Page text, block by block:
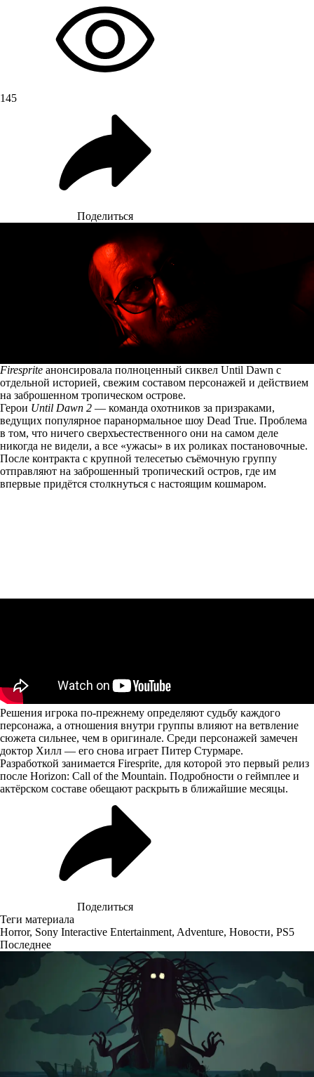
145
Поделиться
Firesprite анонсировала полноценный сиквел Until Dawn с
отдельной историей, свежим составом персонажей и действием
на заброшенном тропическом острове.
Герои Until Dawn 2 — команда охотников за призраками,
ведущих популярное паранормальное шоу Dead True. Проблема
в том, что ничего сверхъестественного они на самом деле
никогда не видели, а все «ужасы» в их роликах постановочные.
После контракта с крупной телесетью съёмочную группу
отправляют на заброшенный тропический остров, где им
впервые придётся столкнуться с настоящим кошмаром.
Решения игрока по-прежнему определяют судьбу каждого
персонажа, а отношения внутри группы влияют на ветвление
сюжета сильнее, чем в оригинале. Среди персонажей замечен
доктор Хилл — его снова играет Питер Стурмаре.
Разработкой занимается Firesprite, для которой это первый релиз
после Horizon: Call of the Mountain. Подробности о геймплее и
актёрском составе обещают раскрыть в ближайшие месяцы.
Поделиться
Теги материала
Horror, Sony Interactive Entertainment, Adventure, Новости, PS5
Последнее